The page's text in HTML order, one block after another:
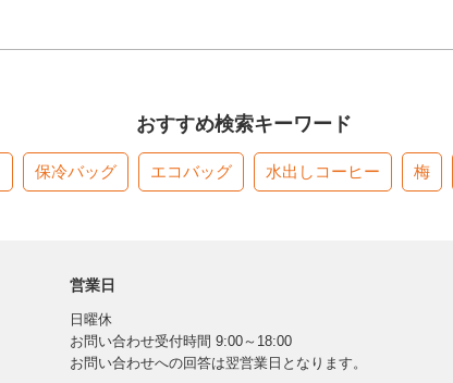
おすすめ検索キーワード
保冷バッグ エコバッグ 水出しコーヒー 梅
営業日
日曜休
お問い合わせ受付時間 9:00～18:00
お問い合わせへの回答は翌営業日となります。